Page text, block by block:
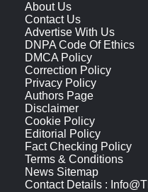
About Us
Contact Us
Advertise With Us
DNPA Code Of Ethics
DMCA Policy
Correction Policy
Privacy Policy
Authors Page
Disclaimer
Cookie Policy
Editorial Policy
Fact Checking Policy
Terms & Conditions
News Sitemap
Contact Details :